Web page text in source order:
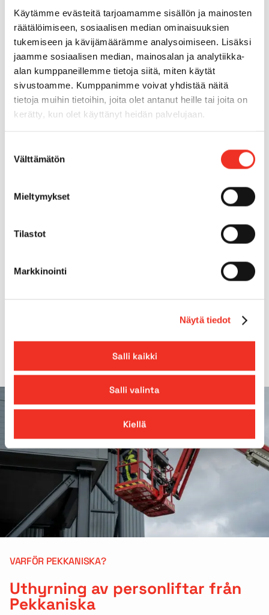
Käytämme evästeitä tarjoamamme sisällön ja mainosten
räätälöimiseen, sosiaalisen median ominaisuuksien
tukemiseen ja kävijämäärämme analysoimiseen. Lisäksi
jaamme sosiaalisen median, mainosalan ja analytiikka-
alan kumppaneillemme tietoja siitä, miten käytät
sivustoamme. Kumppanimme voivat yhdistää näitä
tietoja muihin tietoihin, joita olet antanut heille tai joita on
kerätty, kun olet käyttänyt heidän palvelujaan.
valinta
Välttämätön
Mieltymykset
Tilastot
Markkinointi
Näytä tiedot
Salli kaikki
Salli valinta
Kiellä
Användning utomhus Nej
Däck för användning
inomhus
Nej
Däck för användning
Nej
Fyrhjulsdrift
Max. lutning på underlag
Max.
Räckvidd
VARFÖR PEKKANISKA?
Uthyrning av personliftar från
Pekkaniska